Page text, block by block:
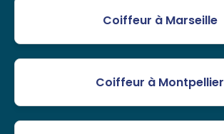
Coiffeur à Marseille
Coiffeur à Montpellier